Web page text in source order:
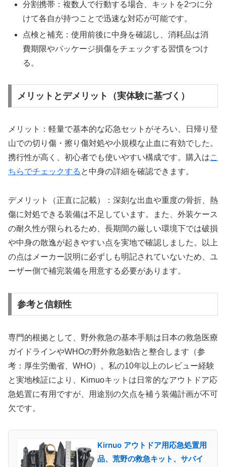
分割携帯：複数人で行動する場合、キットを2つに分
けて各自が持つことで迅速な対応が可能です。
点検と補充：使用前後に中身を確認し、消耗品は消
費期限やパッケージ損傷をチェックする習慣をつけ
る。
メリットとデメリット（実体験に基づく）
メリット：軽量で基本的な応急セットがそろい、日帰り登
山での切り傷・擦り傷対処や小規模な止血に有効でした。
携行性が高く、初心者でも使いやすい構成です。購入はこ
ちらでチェックする と中身の詳細を確認できます。
デメリット（正直に記載）：深刻な出血や重度の骨折、熱
傷に対処できる装備は不足しています。また、外装ケース
の耐久性が限られるため、長期間の厳しい環境下では破損
や中身の散逸が起きやすい点を実地で確認しました。以上
の点はメーカー説明に必ずしも明記されていないため、ユ
ーザー側で補完装備を用意する必要があります。
参考と信頼性
専門的根拠として、野外救急の基本手順は日本の救急医療
ガイドラインやWHOの野外救急勧告と整合します（参
考：厚生労働省、WHO）。私の10年以上のレビュー経験
と実地検証により、Kirnuoキットは日常的なアウトドア応
急処置に有用ですが、用途別の欠点を補う装備計画が不可
欠です。
Kirnuo アウトドア用応急処置用
品、荒野の救急キット、サバイ